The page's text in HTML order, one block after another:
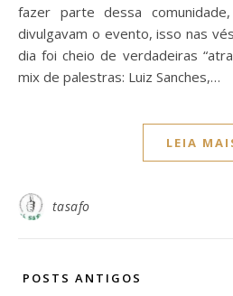
fazer parte dessa
divulgavam o evento, isso nas
dia foi cheio de verdadeiras
mix de palestras: Luiz Sanches,…
LEIA
tasafo
POSTS ANTIGOS